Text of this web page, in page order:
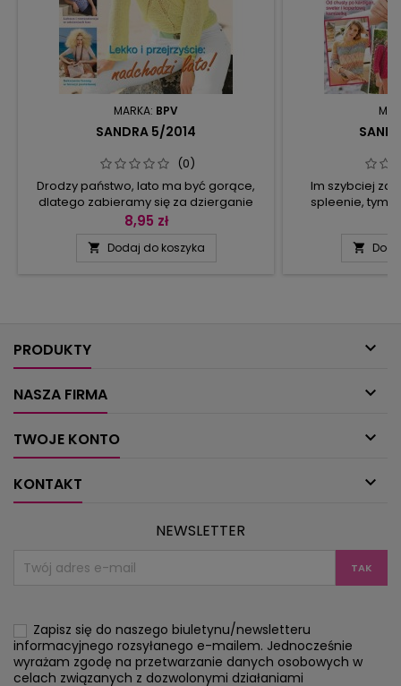
MARKA: BPV
SANDRA 5/2014
(0)
Drodzy państwo, lato ma być gorące,
dlatego zabieramy się za dzierganie
przezroczystych, seksownych dzianin.
pierwszorzędną rolę, a zatem nie
8,95 zł
 Dodaj do koszyka
Im szybciej
spleenie, tym
a możesz

PRODUKTY 
NASZA FIRMA 
TWOJE KONTO 
KONTAKT 
NEWSLETTER
Zapisz się do naszego biuletynu/newsletteru
informacyjnego rozsyłanego e-mailem. Jednocześnie
wyrażam zgodę na przetwarzanie danych osobowych w
celach związanych z dozwolonymi działaniami